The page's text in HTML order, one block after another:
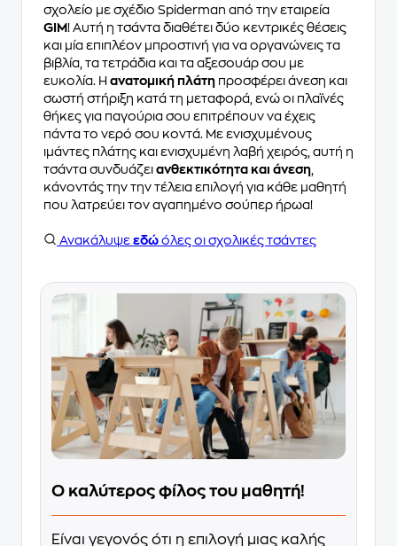
σχολείο με σχέδιο Spiderman από την εταιρεία
GIM ! Αυτή η τσάντα διαθέτει δύο κεντρικές θέσεις
και μία επιπλέον μπροστινή για να οργανώνεις τα
βιβλία, τα τετράδια και τα αξεσουάρ σου με
ευκολία. Η ανατομική πλάτη προσφέρει άνεση και
σωστή στήριξη κατά τη μεταφορά, ενώ οι πλαϊνές
θήκες για παγούρια σου επιτρέπουν να έχεις
πάντα το νερό σου κοντά. Με ενισχυμένους
ιμάντες πλάτης και ενισχυμένη λαβή χειρός, αυτή η
τσάντα συνδυάζει ανθεκτικότητα και άνεση
κάνοντάς την την τέλεια επιλογή για κάθε μαθητή
που λατρεύει τον αγαπημένο σούπερ ήρωα!
Ανακάλυψε εδώ όλες οι σχολικές τσάντες
Ο καλύτερος φίλος του μαθητή!
Είναι γεγονός ότι η επιλογή μιας καλής